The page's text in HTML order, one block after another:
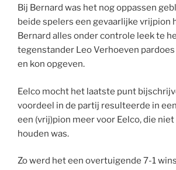
Bij Bernard was het nog oppassen
beide spelers een gevaarlijke vrijpion
Bernard alles onder controle leek te
tegenstander Leo Verhoeven
en kon opgeven.
Eelco mocht het laatste punt
voordeel in de partij resulteerde in
een (vrij)pion meer voor Eelco, die
houden was.
Zo werd het een overtuigende 7-1